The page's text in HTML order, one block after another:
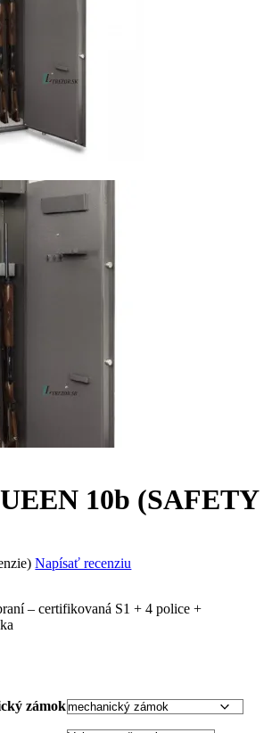
10b (SAFETY
Napísať recenziu
– certifikovaná S1 + 4 police +
€
967,40 €
zámok